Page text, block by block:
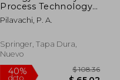
Process Technology
(en Inglés)
Pilavachi, P. A.
Springer, Tapa Dura,
Nuevo